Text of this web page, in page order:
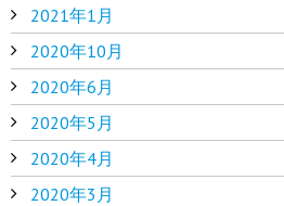
2021年1月
2020年10月
2020年6月
2020年5月
2020年4月
2020年3月